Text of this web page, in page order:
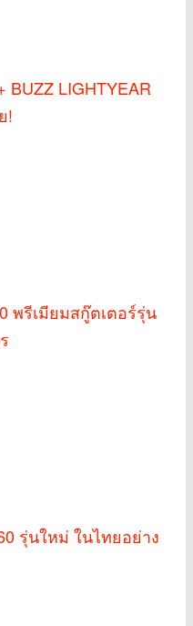
BUZZ LIGHTYEAR
!
พรีเมียมสกู๊ตเตอร์รุ่น
รุ่นใหม่ ในไทยอย่าง